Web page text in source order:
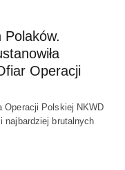
Polaków.
Operacji
Operacji Polskiej NKWD
brutalnych